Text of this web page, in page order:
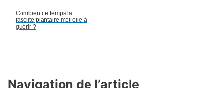
Combien de temps la
fasciite plantaire met-elle à
guérir ?
Navigation de l’article